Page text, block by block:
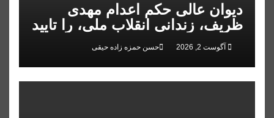
دیوان عالی حکم اعدام مهدی
ظریف، زندانی انقلاب ملی، را تایید
کردآگوست 2, 2026 حسن حمزه زاده حیقی